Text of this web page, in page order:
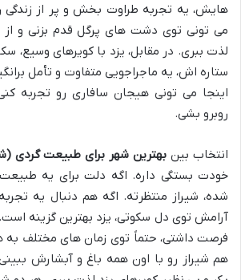
هایش، یه تجربه طراوت بخش و پر از زندگی
می تونی توی دشت های پرگل قدم بزنی و
لذت ببری. در مقابل، یزد با کویرهای وسیع،
ستاره اش، یه ماجراجویی متفاوت و تأمل
اینجا می تونی هیجان سافاری رو تجربه
روبرو بشی.
انتخاب بین بهترین شهر برای طبیعت گردی
خودت بستگی داره. اگه دلت برای یه
شده، شیراز منتظرته. اگه هم دنبال یه
آرامش توی دل سکوتی، یزد بهترین گزینه
فرصت داشتی، حتماً توی زمان های مختلف به
هم شیراز رو با اون همه باغ و آبشارش